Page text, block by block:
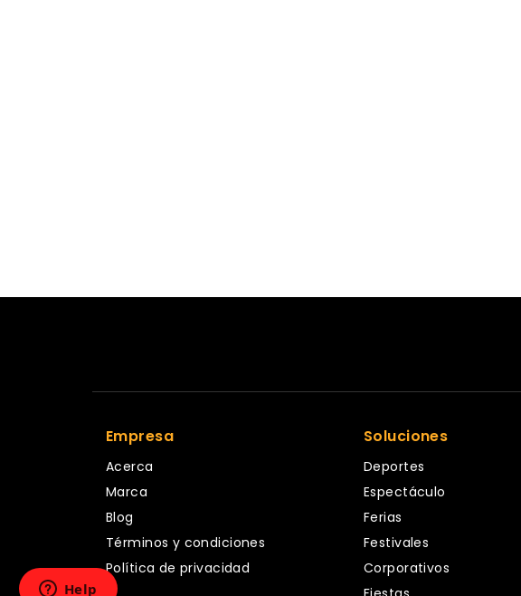
Empresa
Acerca
Marca
Blog
Términos y condiciones
Política de privacidad
Soluciones
Deportes
Espectáculo
Ferias
Festivales
Corporativos